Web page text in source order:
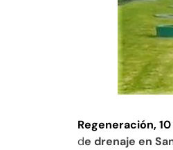
Regeneración,
de drenaje en